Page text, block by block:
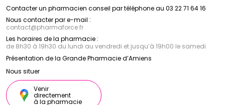
Contacter un pharmacien conseil par téléphone au 03 22 71 64 16
Nous contacter par e-mail :
contact@pharmaforce.fr
Les horaires de la pharmacie :
de 8h30 à 19h30 du lundi au vendredi et jusqu’à 19h00 le samedi
Présentation de la Grande Pharmacie d’Amiens
Nous situer
Venir
directement
à la pharmacie